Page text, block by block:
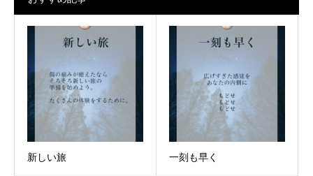
新しい旅 一刻も早く